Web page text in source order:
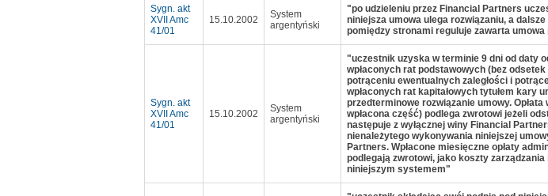
Sygn. akt
XVII Amc
41/01
15.10.2002
System
argentyński
"po udzieleniu przez Financial Partners
niniejsza umowa ulega rozwiązaniu, a
pomiędzy stronami reguluje zawarta umowa
Sygn. akt
XVII Amc
41/01
15.10.2002
System
argentyński
"uczestnik uzyska w terminie 9 dni od daty
wpłaconych rat podstawowych (bez
potrąceniu ewentualnych zaległości i
wpłaconych rat kapitałowych tytułem kary
przedterminowe rozwiązanie umowy. Opłata
wpłacona część) podlega zwrotowi jeżeli
następuje z wyłącznej winy Financial
nienależytego wykonywania niniejszej
Partners. Wpłacone miesięczne opłaty
podlegają zwrotowi, jako koszty
niniejszym systemem"